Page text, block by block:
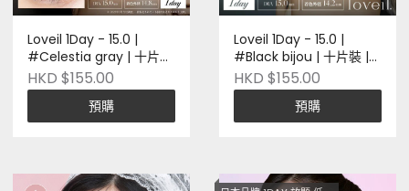
Loveil 1Day - 15.0 |
#Celestia gray | 十片裝
| 日本品牌 | Pre-order
HKD $155.00
預購
Loveil 1Day - 15.0 |
#Black bijou | 十片裝 |
日本品牌 | Pre-order
HKD $155.00
預購